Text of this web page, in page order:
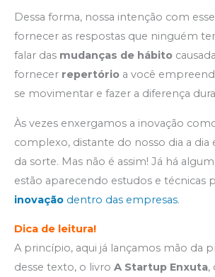
Dessa forma, nossa intenção com
fornecer as respostas que ninguém
falar das mudanças de hábito
fornecer repertório a você
se movimentar e fazer a diferença
Às vezes enxergamos a inovação
complexo, distante do nosso dia a dia
da sorte. Mas não é assim! Já há
estão aparecendo estudos e técnicas
inovação dentro das empresas.
Dica de leitura!
A princípio, aqui já lançamos mão da
desse texto, o livro A Startup Enxuta,